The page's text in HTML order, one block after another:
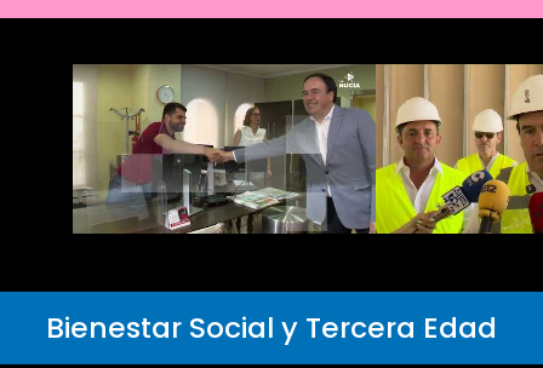
Bienestar Social y Tercera Edad